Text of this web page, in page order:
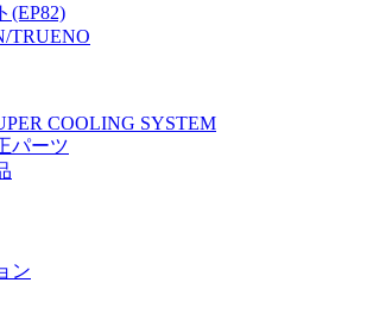
(EP82)
TRUENO
COOLING SYSTEM
パーツ
ン